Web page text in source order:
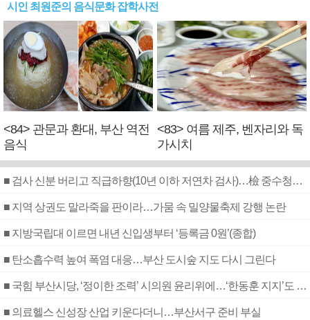
시인 최원준의 음식문화 잡학사전
<84> 관문과 환대, 부산 역전
음식
<83> 여름 제주, 벤자리와 독
가시치
■ 검사 신분 버리고 직급하향(10년 이하 저연차 검사)…檢 중수청행 기피
■ 지역 상권도 말라죽을 판이라…가뭄 속 밀양물축제 강행 논란
■ 지방국립대 이르면 내년 신입생부터 ‘등록금 0원’(종합)
■ 탄소흡수력 높여 폭염 대응…부산 도시숲 지도 다시 그린다
■ 국힘 부산시당, ‘정이한 조력’ 시의원 윤리위에…‘한동훈 지지’도 신고접수
■ 의료헬스 신성장 산업 키운다더니…부산서구 준비 부실